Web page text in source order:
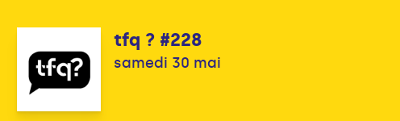
tfq ? #228
samedi 30 mai